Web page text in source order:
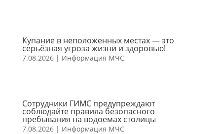
Купание в неположенных местах — это
серьёзная угроза жизни и здоровью!
7.08.2026| Информация МЧС
Сотрудники ГИМС предупреждают
соблюдайте правила безопасного
пребывания на водоемах столицы
7.08.2026| Информация МЧС